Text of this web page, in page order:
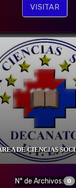
VISITAR
DE CIENCIAS
N° de Archivos: 0